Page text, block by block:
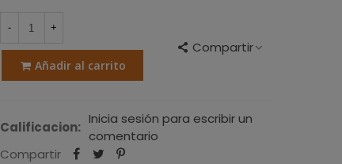
- +
Añadir al carrito
Compartir
Calificacion:
Inicia sesión para escribir un
comentario
Compartir